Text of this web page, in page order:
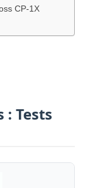
CP-1X
: Tests